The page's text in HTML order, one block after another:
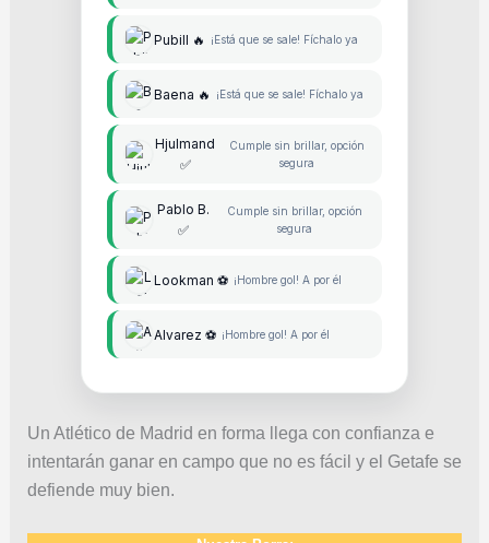
Pubill 🔥 ¡Está que se sale! Fíchalo ya
Baena 🔥 ¡Está que se sale! Fíchalo ya
Hjulmand
✅
Cumple sin brillar, opción
segura
Pablo B.
✅
Cumple sin brillar, opción
segura
Lookman ⚽ ¡Hombre gol! A por él
Alvarez ⚽ ¡Hombre gol! A por él
Un Atlético de Madrid en forma llega con confianza e
intentarán ganar en campo que no es fácil y el Getafe se
defiende muy bien.